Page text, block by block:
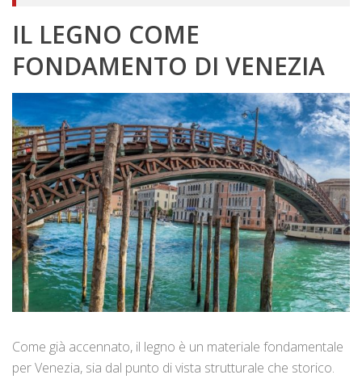
IL LEGNO COME
FONDAMENTO DI VENEZIA
Come già accennato, il legno è un materiale fondamentale
per Venezia, sia dal punto di vista strutturale che storico.